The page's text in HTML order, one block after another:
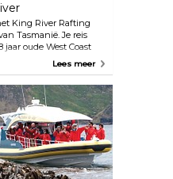
King River Rafting
Tasmanië. Je reis
jaar oude West Coast
stoomtrein in zijn
afgelegen
landschappen naar
verandert. Hier ruil je
je in de
machtige King River,
adrenaline.
is, vertelt je gids
geschiedenis van de
Lees meer